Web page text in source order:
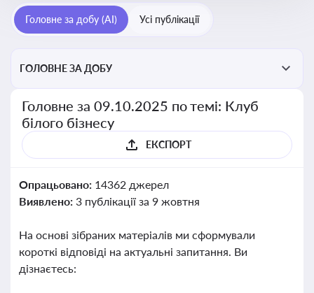
Головне за добу (AI) Усі публікації
ГОЛОВНЕ ЗА ДОБУ
Головне за 09.10.2025 по темі: Клуб
білого бізнесу
ЕКСПОРТ
Опрацьовано: 14362 джерел
Виявлено: 3 публікації за 9 жовтня
На основі зібраних матеріалів ми сформували
короткі відповіді на актуальні запитання. Ви
дізнаєтесь: